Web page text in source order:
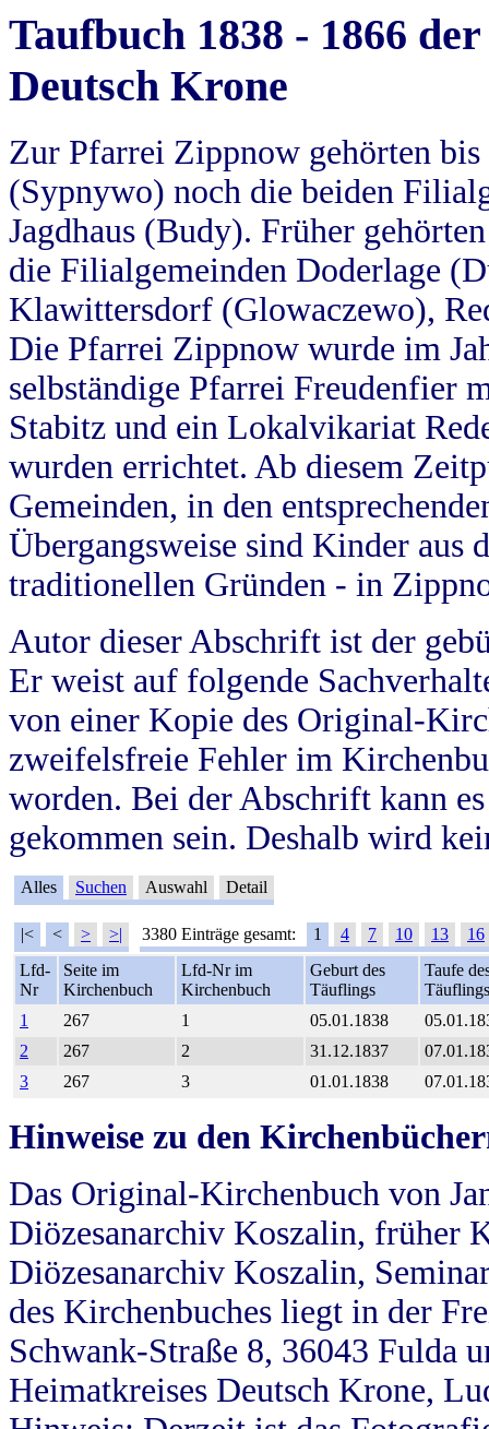
Taufbuch 1838 - 1866
Deutsch Krone
Zur Pfarrei Zippnow gehörten
(Sypnywo) noch die beiden
Jagdhaus (Budy). Früher
die Filialgemeinden Doderlage
Klawittersdorf (Glowaczewo),
Die Pfarrei Zippnow wurde im
selbständige Pfarrei Freudenfier
Stabitz und ein Lokalvikariat
wurden errichtet. Ab diesem
Gemeinden, in den
Übergangsweise sind Kinder aus
traditionellen Gründen - in
Autor dieser Abschrift ist der
Er weist auf folgende
von einer Kopie des Original-
zweifelsfreie Fehler im
worden. Bei der Abschrift kann
gekommen sein. Deshalb wird
Alles Suchen Auswahl Detail
|< < > >| 3380 Einträge gesamt: 1 4 7 10 13
16
Lfd-
Nr
Seite im
Kirchenbuch
Lfd-Nr im
Kirchenbuch
Geburt des
Täuflings
Taufe
Täuflings
1
267 1 05.01.1838
2
267 2 31.12.1837
3
267 3 01.01.1838
Hinweise zu den
Das Original-Kirchenbuch von
Diözesanarchiv Koszalin, früher
Diözesanarchiv Koszalin,
des Kirchenbuches liegt in der
Schwank-Straße 8, 36043 Fulda
Heimatkreises Deutsch Krone,